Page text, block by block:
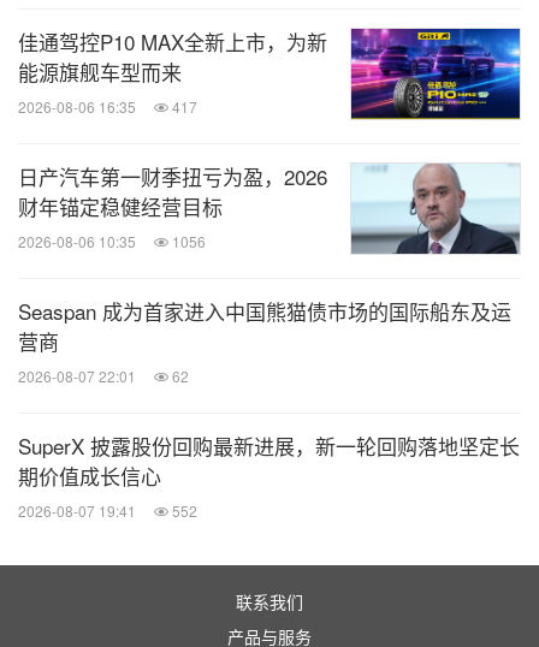
佳通驾控P10 MAX全新上市，为新
能源旗舰车型而来
2026-08-06 16:35 417
日产汽车第一财季扭亏为盈，2026
财年锚定稳健经营目标
2026-08-06 10:35 1056
Seaspan 成为首家进入中国熊猫债市场的国际船东及运
营商
2026-08-07 22:01 62
SuperX 披露股份回购最新进展，新一轮回购落地坚定长
期价值成长信心
2026-08-07 19:41 552
联系我们
产品与服务